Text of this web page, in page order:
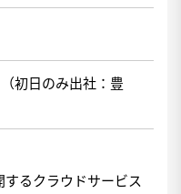
初日のみ出社：豊
るクラウドサービス